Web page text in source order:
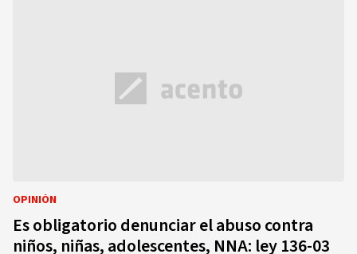
OPINIÓN
Es obligatorio denunciar el abuso contra
niños, niñas, adolescentes, NNA: ley 136-03